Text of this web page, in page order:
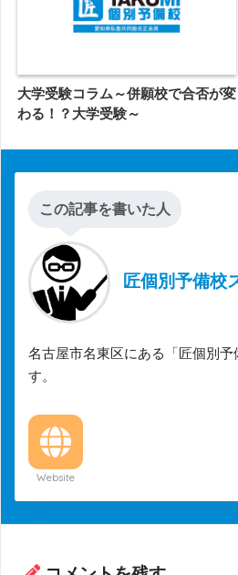
大学受験コラム～併願校で合否が変
わる！？大学受験～
この記事を書いた人
匠個別予備校
名古屋市名東区にある「匠個別予
す。
Website